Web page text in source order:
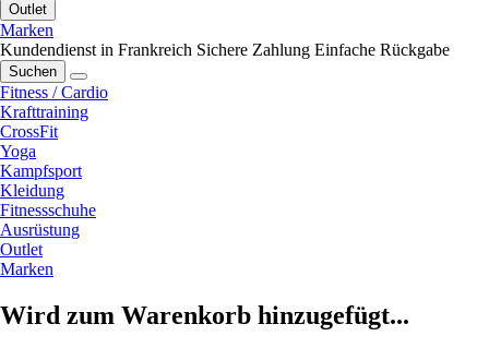
Outlet
Marken
Kundendienst in Frankreich Sichere Zahlung Einfache Rückgabe
Suchen
Fitness / Cardio
Krafttraining
CrossFit
Yoga
Kampfsport
Kleidung
Fitnessschuhe
Ausrüstung
Outlet
Marken
Wird zum Warenkorb hinzugefügt...